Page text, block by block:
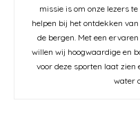
missie is om onze lezers
helpen bij het ontdekken
de bergen. Met een
willen wij hoogwaardige en
voor deze sporten laat zien
water